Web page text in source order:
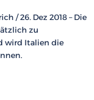
/ 26. Dez 2018 – Die
zu
wird Italien die